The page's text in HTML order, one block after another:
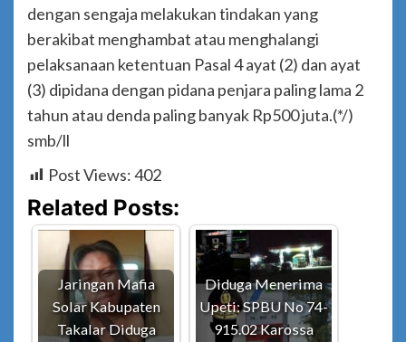
dengan sengaja melakukan tindakan yang
berakibat menghambat atau menghalangi
pelaksanaan ketentuan Pasal 4 ayat (2) dan ayat
(3) dipidana dengan pidana penjara paling lama 2
tahun atau denda paling banyak Rp500 juta.(*/)
smb/ll
Post Views:402
Related Posts:
Jaringan Mafia
Solar Kabupaten
Takalar Diduga
Diduga Menerima
Upeti: SPBU No 74-
915.02 Karossa